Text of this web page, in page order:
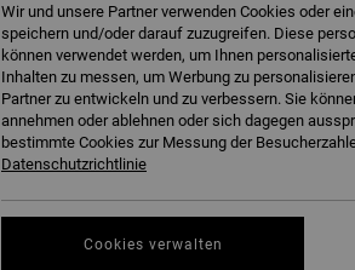
Wir und unsere Partner verwenden Cookies oder
speichern und/oder darauf zuzugreifen. Diese
können verwendet werden, um Ihnen
Inhalten zu messen, um Werbung zu
Partner zu entwickeln und zu verbessern. Sie
annehmen oder ablehnen oder sich dagegen
bestimmte Cookies zur Messung der
Datenschutzrichtlinie
Cookies verwalten